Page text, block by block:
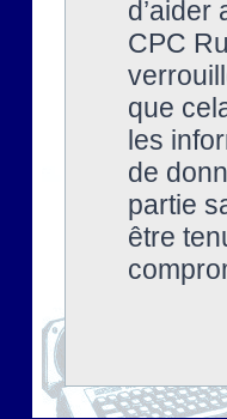
CPC
que
les
de
partie
être